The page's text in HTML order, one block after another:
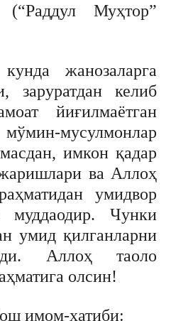
Муҳтор”
жанозаларга
заруратдан келиб
йиғилмаётган
мусулмонлар
имкон қадар
ва Аллоҳ
умидвор
муддаодир. Чунки
умид қилганларни
Аллоҳ таоло
олсин!
имом-хатиби: